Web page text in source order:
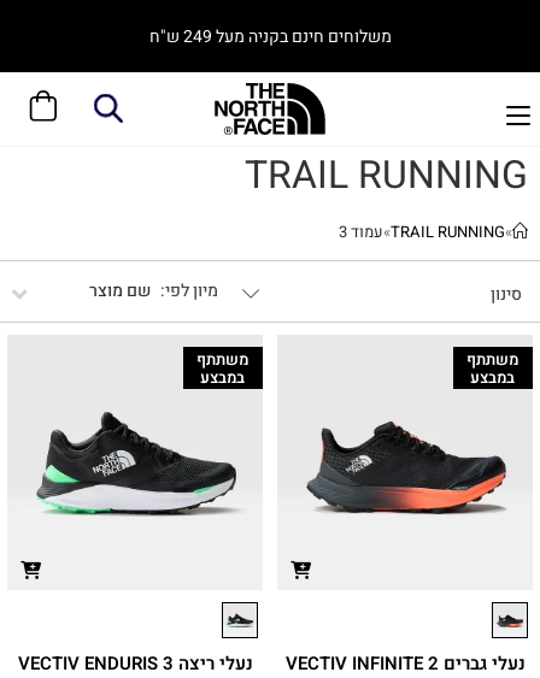
משלוחים חינם בקניה מעל 249 ש"ח
TRAIL RUNNING
»
TRAIL RUNNING
»עמוד 3
סינון שם מוצר
משתתף
במבצע
נעלי גברים VECTIV INFINITE 2
משתתף
במבצע
נעלי ריצה VECTIV ENDURIS 3